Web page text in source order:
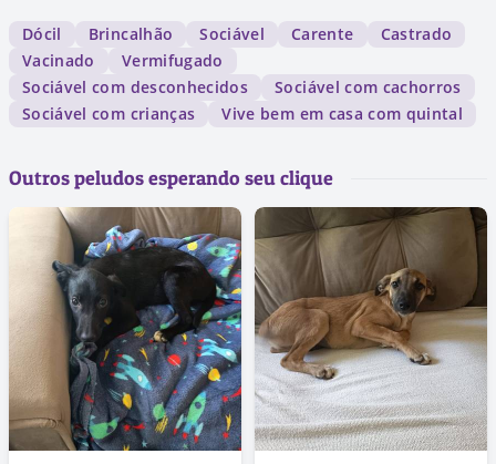
Dócil Brincalhão Sociável Carente
Castrado
Vacinado
Vermifugado
Sociável com desconhecidos
Sociável com cachorros
Sociável com crianças
Vive bem em casa com quintal
Outros peludos esperando seu clique